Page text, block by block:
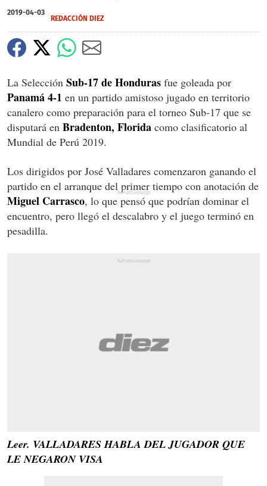
2019-04-03
REDACCIÓN DIEZ
La Selección Sub-17 de Honduras fue goleada por
Panamá 4-1 en un partido amistoso jugado en territorio
canalero como preparación para el torneo Sub-17 que se
disputará en Bradenton, Florida como clasificatorio al
Mundial de Perú 2019.
Los dirigidos por José Valladares comenzaron ganando el
partido en el arranque del primer tiempo con anotación de
Miguel Carrasco, lo que pensó que podrían dominar el
encuentro, pero llegó el descalabro y el juego terminó en
pesadilla.
Leer. VALLADARES HABLA DEL JUGADOR QUE
LE NEGARON VISA